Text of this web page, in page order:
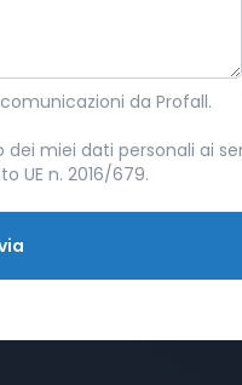
da Profall.
miei dati personali ai
UE n. 2016/679.